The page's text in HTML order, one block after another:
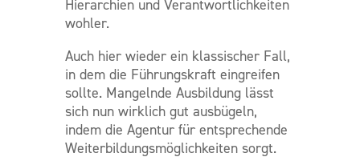
Hierarchien und Verantwortlichkeiten
wohler.
Auch hier wieder ein klassischer Fall,
in dem die Führungskraft eingreifen
sollte. Mangelnde Ausbildung lässt
sich nun wirklich gut ausbügeln,
indem die Agentur für entsprechende
Weiterbildungsmöglichkeiten sorgt.